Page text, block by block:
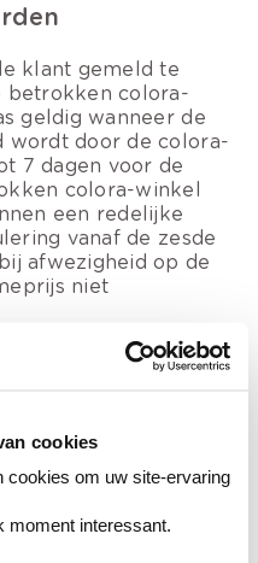
cookies
cookies om uw site-ervaring
moment interessant.
klant gemeld te
betrokken colora-
geldig wanneer de
wordt door de colora-
7 dagen voor de
colora-winkel
een redelijke
vanaf de zesde
afwezigheid op de
niet
voor een
van een workshop
doen
klant.